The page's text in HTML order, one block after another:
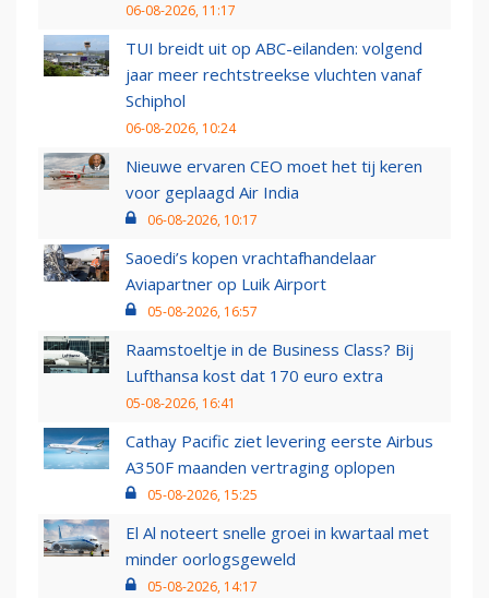
06-08-2026, 11:17
TUI breidt uit op ABC-eilanden: volgend
jaar meer rechtstreekse vluchten vanaf
Schiphol
06-08-2026, 10:24
Nieuwe ervaren CEO moet het tij keren
voor geplaagd Air India
06-08-2026, 10:17
Saoedi’s kopen vrachtafhandelaar
Aviapartner op Luik Airport
05-08-2026, 16:57
Raamstoeltje in de Business Class? Bij
Lufthansa kost dat 170 euro extra
05-08-2026, 16:41
Cathay Pacific ziet levering eerste Airbus
A350F maanden vertraging oplopen
05-08-2026, 15:25
El Al noteert snelle groei in kwartaal met
minder oorlogsgeweld
05-08-2026, 14:17